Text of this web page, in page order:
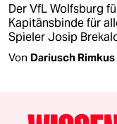
Der VfL Wolfsburg
Kapitänsbinde für
Spieler Josip
Von Dariusch Rimkus